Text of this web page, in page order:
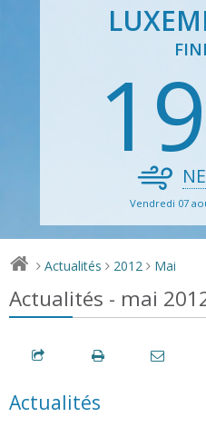
19
NE
Vendredi 07
> Actualités > 2012 > Mai
Actualités - mai
Actualités